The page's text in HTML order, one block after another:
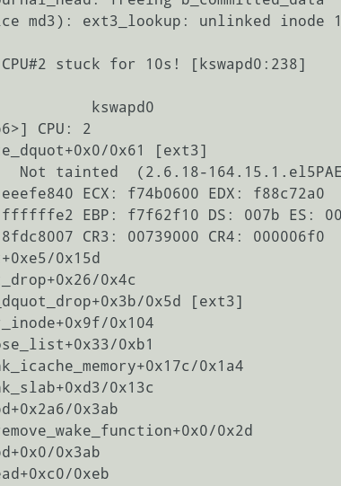
md3): ext3_lookup: unlinked inode
stuck for 10s! [kswapd0:238]
kswapd0
CPU: 2
0x61 [ext3]
Not tainted  (2.6.18-
ECX: f74b0600 EDX: f88c72a0
EBP: f7f62f10 DS: 007b ES:
CR3: 00739000 CR4: 000006f0
0x15d
0x4c
0x5d [ext3]
0x104
0xb1
0x1a4
0x13c
0x3ab
0x2d
0x3ab
0xeb